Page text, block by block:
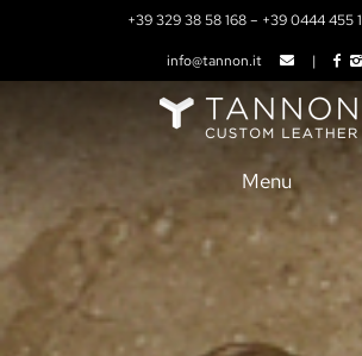
+39 329 38 58 168– +39 0444 455
info@tannon.it |
Menu